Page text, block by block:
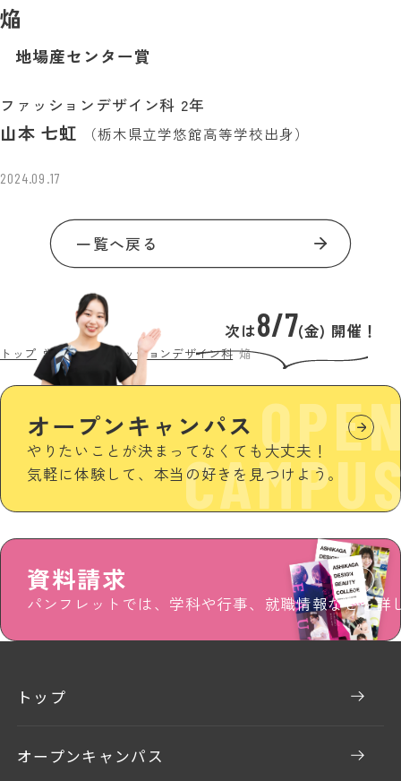
焔
地場産センター賞
ファッションデザイン科 2年
山本 七虹 （栃木県立学悠館高等学校出身）
2024.09.17
一覧へ戻る
トップ 学生作品 ファッションデザイン科 焔
資料請求
パンフレットでは、学科や行事、就職情報などを詳
オープンキャンパス
やりたいことが決まってなくても大丈夫！
気軽に体験して、本当の好きを見つけよう。
次は8/7(金) 開催！
トップ
オープンキャンパス